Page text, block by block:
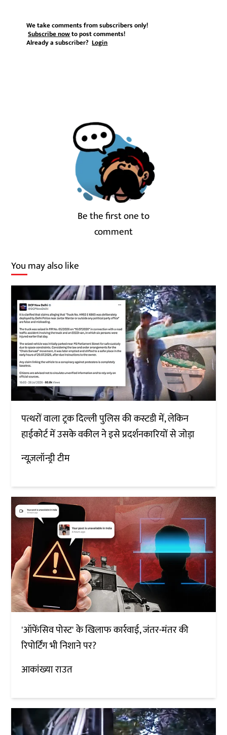
We take comments from subscribers only!
Subscribe nowto post comments!
Already a subscriber?Login
Be the first one to
comment
You may also like
पत्थरों वाला ट्रक दिल्ली पुलिस की कस्टडी में, लेकिन
हाईकोर्ट में उसके वकील ने इसे प्रदर्शनकारियों से जोड़ा
न्यूज़लॉन्ड्री टीम
'ऑफेंसिव पोस्ट' के खिलाफ कार्रवाई, जंतर-मंतर की
रिपोर्टिंग भी निशाने पर?
आकांख्या राउत